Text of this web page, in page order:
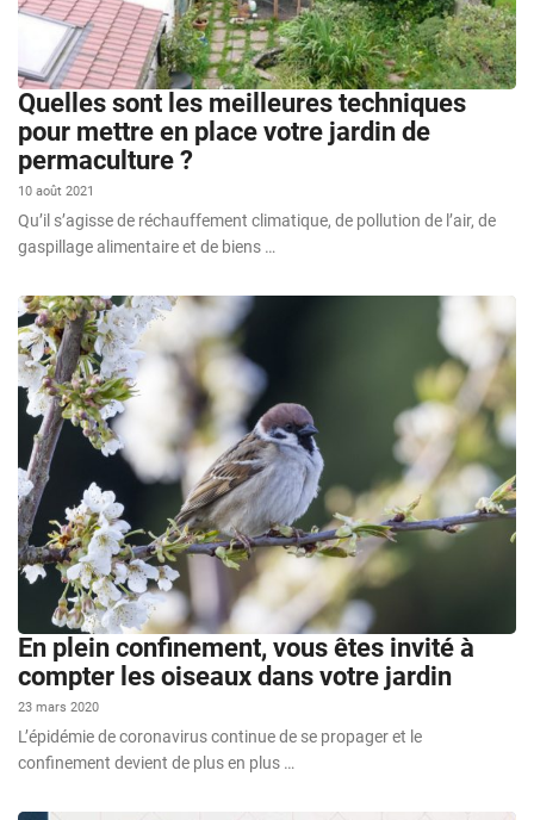
Quelles sont les meilleures techniques
pour mettre en place votre jardin de
permaculture ?
10 août 2021
Qu’il s’agisse de réchauffement climatique, de pollution de l’air, de
gaspillage alimentaire et de biens …
En plein confinement, vous êtes invité à
compter les oiseaux dans votre jardin
23 mars 2020
L’épidémie de coronavirus continue de se propager et le
confinement devient de plus en plus …